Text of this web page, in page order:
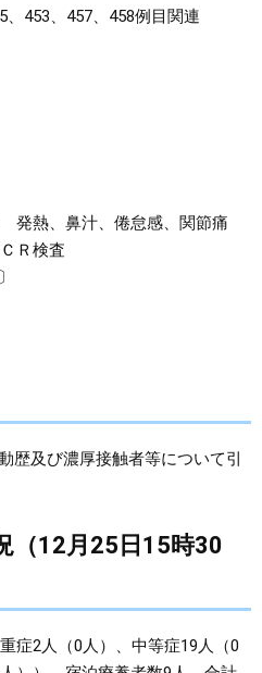
453、457、458例目関連
熱、鼻汁、倦怠感、関節痛
Ｒ検査
歴及び濃厚接触者等について引
12月25日15時30
症2人（0人）、中等症19人（0